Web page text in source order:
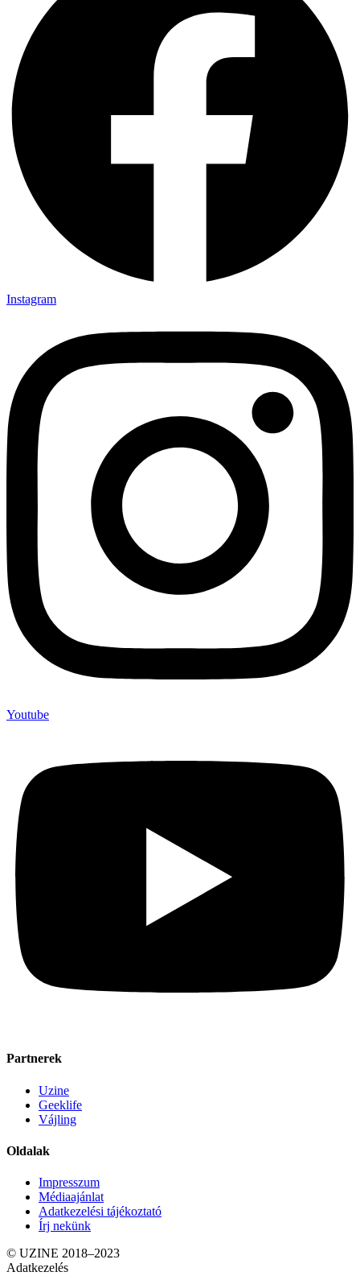
Instagram
Youtube
Partnerek
Uzine
Geeklife
Vájling
Oldalak
Impresszum
Médiaajánlat
Adatkezelési tájékoztató
Írj nekünk
© UZINE 2018–2023
Adatkezelés